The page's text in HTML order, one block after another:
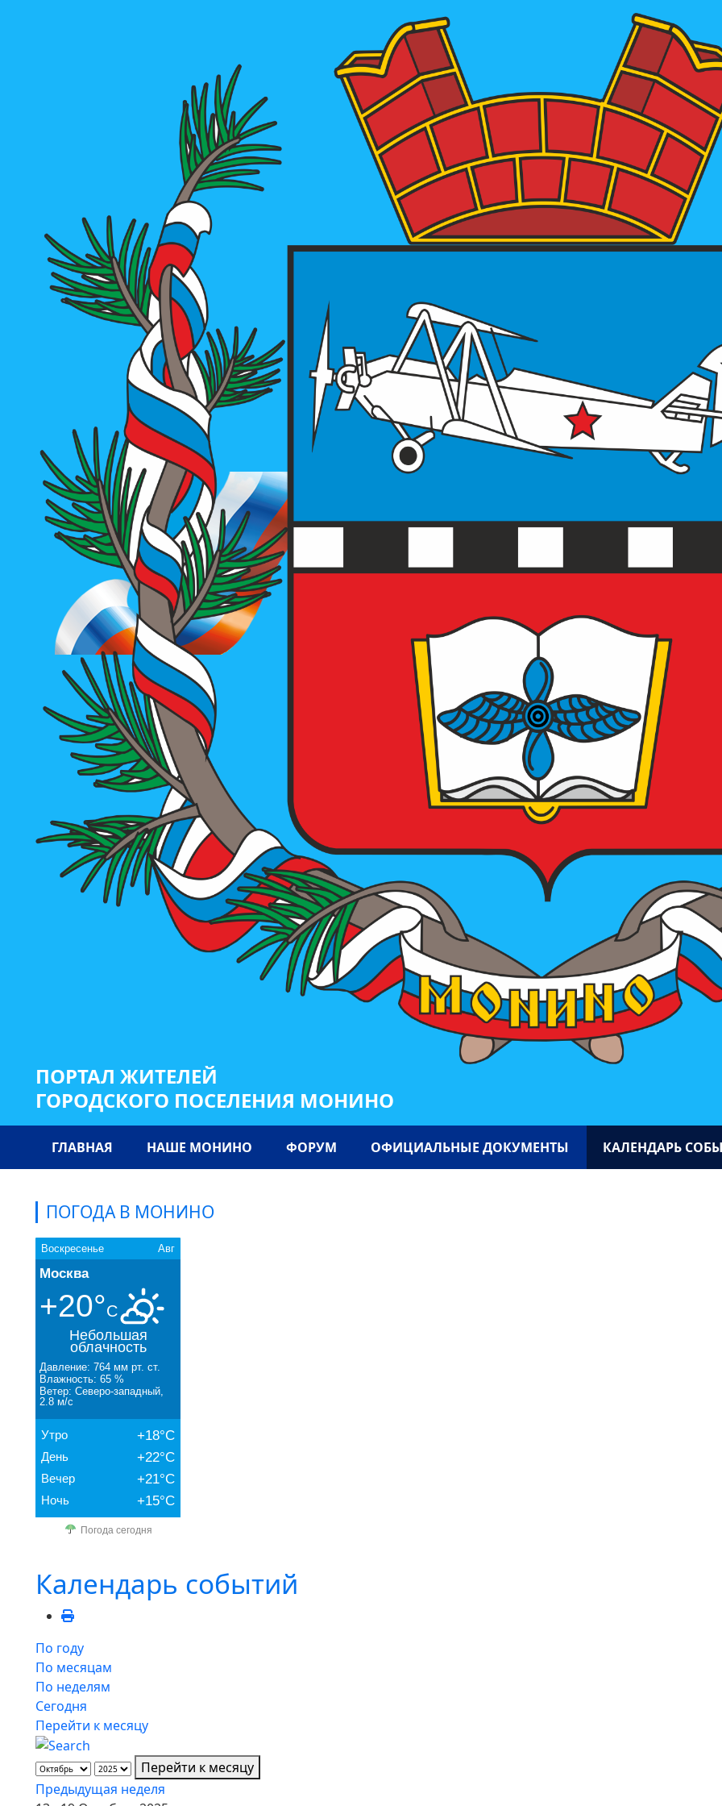
ПОРТАЛ ЖИТЕЛЕЙ
ГОРОДСКОГО ПОСЕЛЕНИЯ МОНИНО
ГЛАВНАЯ НАШЕ МОНИНО ФОРУМ ОФИЦИАЛЬНЫЕ ДОКУМЕНТЫ КАЛЕНДАРЬ
ПОГОДА В МОНИНО
Воскресенье Авг
Москва
+20°C
Небольшая
облачность
Давление: 764 мм рт. ст.
Влажность: 65 %
Ветер: Северо-западный,
2.8 м/с
Утро +18°C
День +22°C
Вечер +21°C
Ночь +15°C
Погода сегодня
Календарь событий
По году
По месяцам
По неделям
Сегодня
Перейти к месяцу
Перейти к месяцу
Предыдущая неделя